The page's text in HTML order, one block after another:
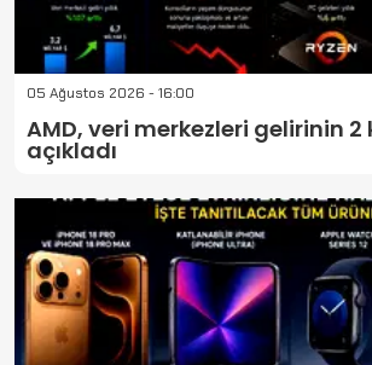
05 Ağustos 2026 - 16:00
AMD, veri merkezleri gelirinin 2
açıkladı